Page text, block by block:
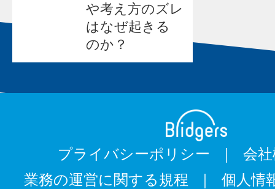
や考え方のズレ
はなぜ起きる
のか？
プライバシーポリシー
会
業務の運営に関する規程
個人情